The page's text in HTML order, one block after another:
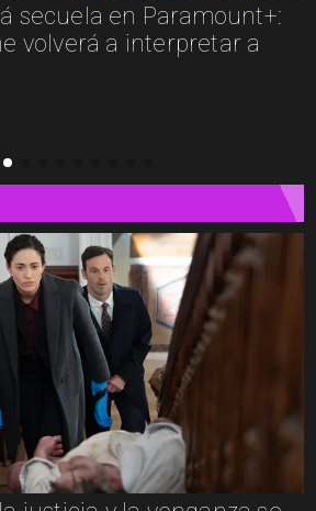
del streaming en
algunos estrenos que